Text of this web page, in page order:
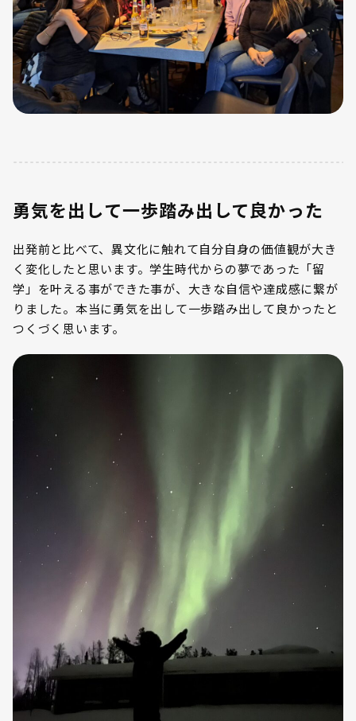
勇気を出して一歩踏み出して良かった
出発前と比べて、異文化に触れて自分自身の価値観が大き
く変化したと思います。学生時代からの夢であった「留
学」を叶える事ができた事が、大きな自信や達成感に繋が
りました。本当に勇気を出して一歩踏み出して良かったと
つくづく思います。